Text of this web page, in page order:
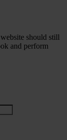
should still
and perform